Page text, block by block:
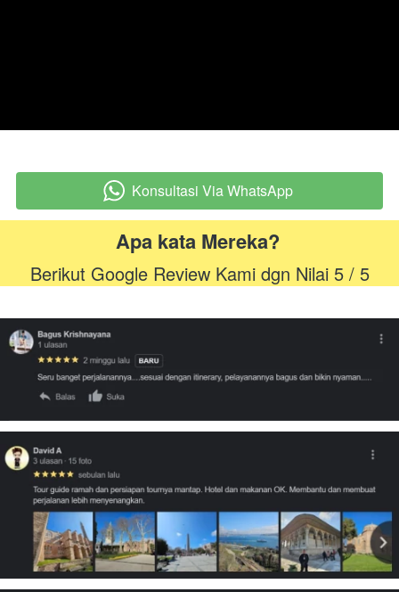
` Konsultasi Via WhatsApp
Apa kata Mereka?
Berikut Google Review Kami dgn Nilai 5 / 5